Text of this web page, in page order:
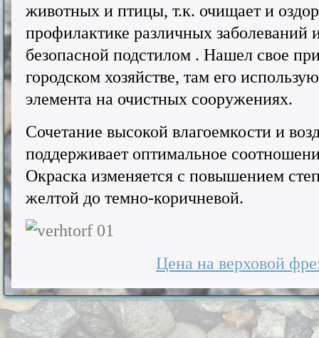
животных и птицы, т.к. очищает и
профилактике различных заболеваний
безопасной подстилом . Нашел свое
городском хозяйстве, там его
элемента на очистных сооружениях.
Сочетание высокой влагоемкости и
поддерживает оптимальное
Окраска изменяется с повышением
желтой до темно-коричневой.
Цена на верховой